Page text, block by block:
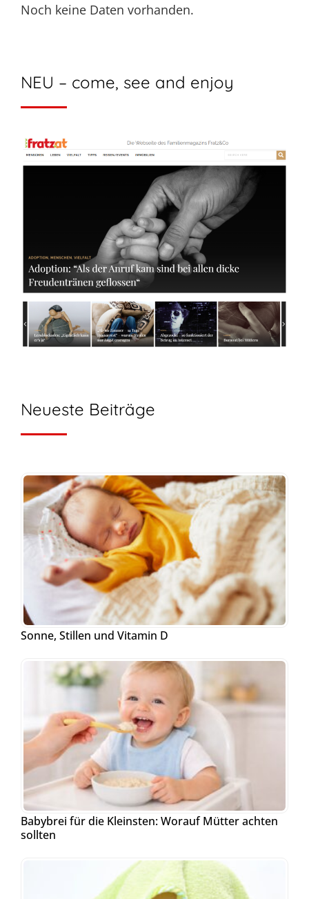
Noch keine Daten vorhanden.
NEU – come, see and enjoy
Neueste Beiträge
Sonne, Stillen und Vitamin D
Babybrei für die Kleinsten: Worauf Mütter achten
sollten